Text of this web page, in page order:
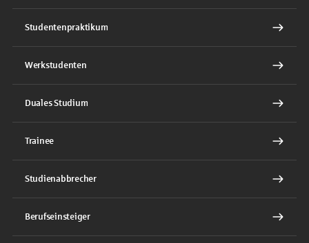
Studentenpraktikum
Werkstudenten
Duales Studium
Trainee
Studienabbrecher
Berufseinsteiger